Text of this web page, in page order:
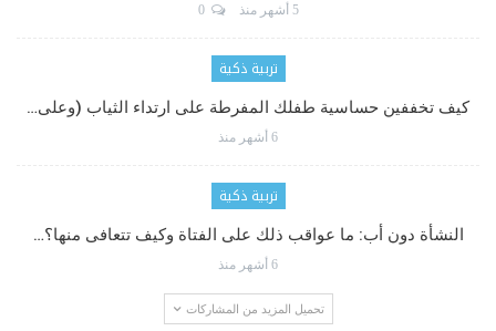
5 أشهر منذ 0
تربية ذكية
كيف تخففين حساسية طفلك المفرطة على ارتداء الثياب (وعلى…
6 أشهر منذ
تربية ذكية
النشأة دون أب: ما عواقب ذلك على الفتاة وكيف تتعافى منها؟…
6 أشهر منذ
تحميل المزيد من المشاركات